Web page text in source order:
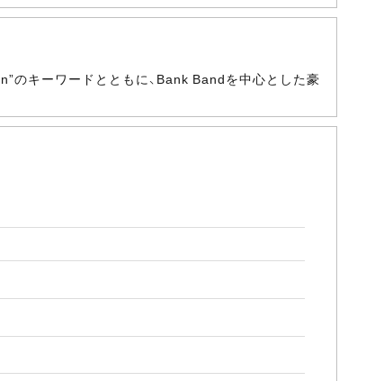
のキーワードとともに、Bank Bandを中心とした豪